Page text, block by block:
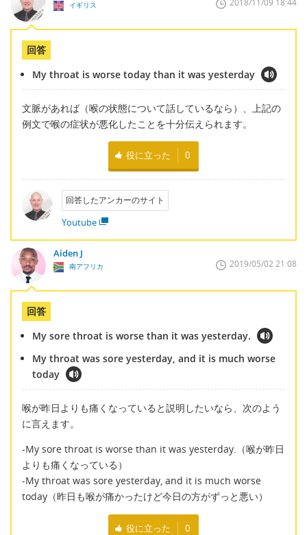
イギリス 2018/11/09 18:44
回答
My throat is worse today than it was yesterday
文脈があれば（喉の状態について話しているなら）、上記の
例文で喉の症状が悪化したことを十分伝えられます。
役に立った 0
回答したアンカーのサイト
Youtube
Aiden J
南アフリカ 2019/05/02 21:08
回答
My sore throat is worse than it was yesterday.
My throat was sore yesterday, and it is much worse
today
喉が昨日よりも痛くなっていると説明したいなら、次のよう
に言えます。
-My sore throat is worse than it was yesterday.（喉が昨日
よりも痛くなっている）
-My throat was sore yesterday, and it is much worse
today（昨日も喉が痛かったけど今日の方がずっと悪い）
役に立った 0